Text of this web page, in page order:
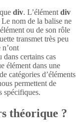
div. L’élément div
nom de la balise ne
ou de son rôle
transmet très peu
n’ont
certains cas
élément dans une
catégories d’éléments
permettent de
spécifiques.
théorique ?